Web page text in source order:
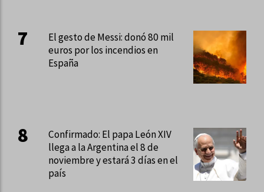
El gesto de Messi: donó 80 mil
euros por los incendios en
España
Confirmado: El papa León XIV
llega a la Argentina el 8 de
noviembre y estará 3 días en el
país